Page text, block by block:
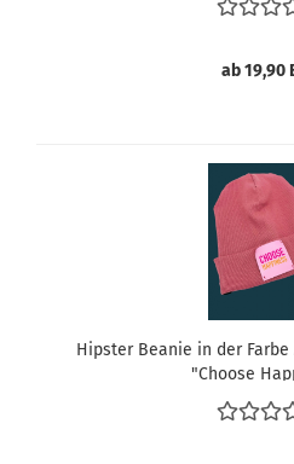
ab 19,90
Hipster Beanie in der
"Choose